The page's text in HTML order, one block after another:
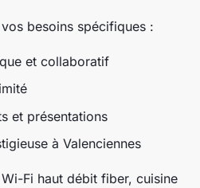
besoins spécifiques :
et collaboratif
et présentations
à Valenciennes
Fi haut débit fiber, cuisine